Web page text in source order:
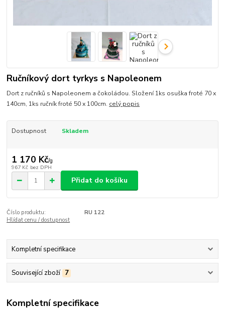
Ručníkový dort tyrkys s Napoleonem
Dort z ručníků s Napoleonem a čokoládou. Složení 1ks osuška froté 70 x
140cm, 1ks ručník froté 50 x 100cm. celý popis
Dostupnost Skladem
1 170 Kč/g
967 Kč bez DPH
Přidat do košíku
Číslo produktu:
RU 122
Hlídat cenu / dostupnost
Kompletní specifikace
Související zboží 7
Kompletní specifikace